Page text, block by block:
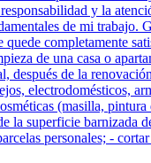
y la
de mi trabajo.
quede completamente
de una casa o
después de la
electrodomésticos,
(masilla, pintura
la superficie barnizada
personales; -